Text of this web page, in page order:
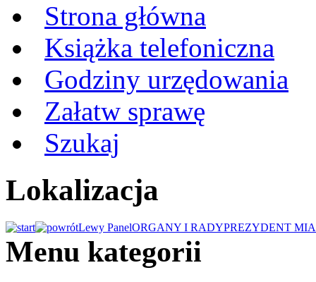
Strona główna
Książka telefoniczna
Godziny urzędowania
Załatw sprawę
Szukaj
Lokalizacja
Lewy PanelORGANY I RADYPREZYDENT
Menu kategorii